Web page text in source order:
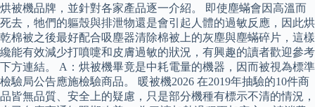
烘被機品牌，並針對各家產品逐一介紹。 即使塵蟎會因高溫而
死去，牠們的軀殼與排泄物還是會引起人體的過敏反應，因此烘
乾棉被之後最好配合吸塵器清除棉被上的灰塵與塵蟎碎片，這樣
纔能有效減少打噴嚏和皮膚過敏的狀況，有興趣的讀者歡迎參考
下方連結。 A：烘被機畢竟是中耗電量的機器，因而被視為標準
檢驗局公告應施檢驗商品。 暖被機2026 在2019年抽驗的10件商
品皆無品質、安全上的疑慮，只是部分機種有標示不清的情況，